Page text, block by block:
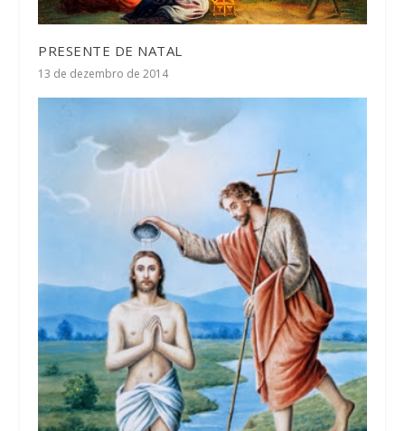
PRESENTE DE NATAL
13 de dezembro de 2014